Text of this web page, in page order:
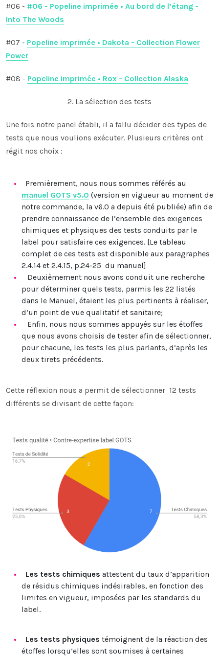
#06 - #06 - Popeline imprimée • Au bord de l’étang -
Into The Woods
#07 - Popeline imprimée • Dakota - Collection Flower
Power
#08 - Popeline imprimée • Rox - Collection Alaska
2. La sélection des tests
Une fois notre panel établi, il a fallu décider des types de
tests que nous voulions exécuter. Plusieurs critères ont
régit nos choix :
Premièrement, nous nous sommes référés au
manuel GOTS v5.0 (version en vigueur au moment de
notre commande, la v6.0 a depuis été publiée) afin de
prendre connaissance de l’ensemble des exigences
chimiques et physiques des tests conduits par le
label pour satisfaire ces exigences. [Le tableau
complet de ces tests est disponible aux paragraphes
2.4.14 et 2.4.15, p.24-25 du manuel]
Deuxièmement nous avons conduit une recherche
pour déterminer quels tests, parmis les 22 listés
dans le Manuel, étaient les plus pertinents à réaliser,
d’un point de vue qualitatif et sanitaire;
Enfin, nous nous sommes appuyés sur les étoffes
que nous avons choisis de tester afin de sélectionner,
pour chacune, les tests les plus parlants, d’après les
deux tirets précédents.
Cette réflexion nous a permit de sélectionner 12 tests
différents se divisant de cette façon:
Les tests chimiques attestent du taux d’apparition
de résidus chimiques indésirables, en fonction des
limites en vigueur, imposées par les standards du
label.
Les tests physiques témoignent de la réaction des
étoffes lorsqu’elles sont soumises à certaines